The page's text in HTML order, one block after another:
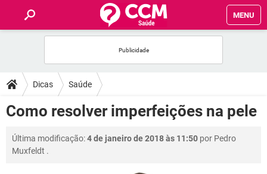
MENU
FÓRUM
SAÚDE
FAMÍLIA
Dicas Saúde
Como resolver imperfeições na pele
Última modificação:4 de janeiro de 2018 às 11:50 por Pedro
Muxfeldt .